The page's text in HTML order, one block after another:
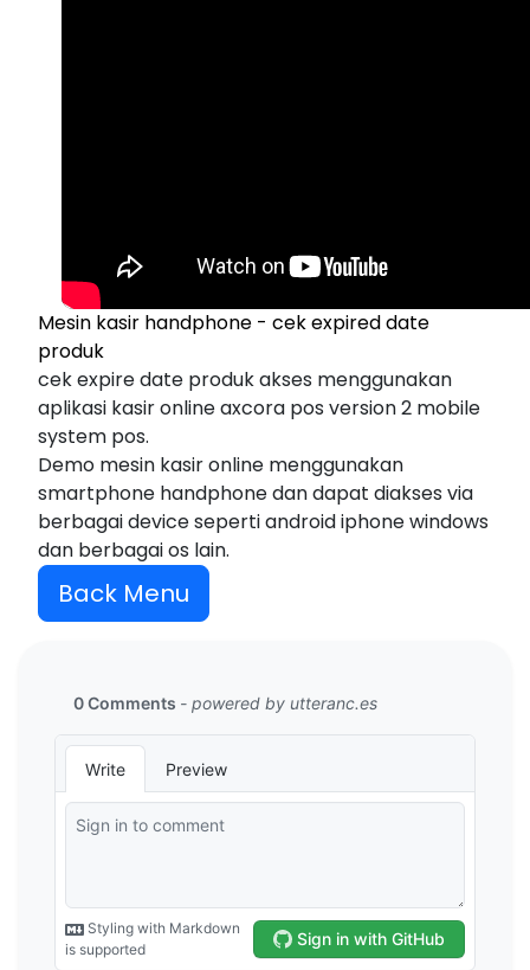
Mesin kasir handphone - cek expired date
produk
cek expire date produk akses menggunakan
aplikasi kasir online axcora pos version 2 mobile
system pos.
Demo mesin kasir online menggunakan
smartphone handphone dan dapat diakses via
berbagai device seperti android iphone windows
dan berbagai os lain.
Back Menu